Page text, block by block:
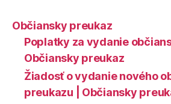
Občiansky preukaz
Poplatky za vydanie
Občiansky preukaz
Žiadosť o vydanie nového
preukazu | Občiansky